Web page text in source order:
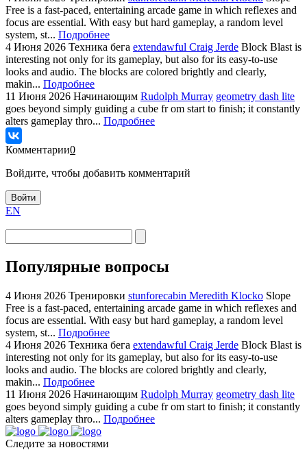
Free is a fast-paced, entertaining arcade game in which reflexes and
focus are essential. With easy but hard gameplay, a random level
system, st... Подробнее
4 Июня 2026 Техника бега extendawful Craig Jerde Block Blast is
interesting not only for its gameplay, but also for its easy-to-use
looks and audio. The blocks are colored brightly and clearly,
makin... Подробнее
11 Июня 2026 Начинающим Rudolph Murray geometry dash lite
goes beyond simply guiding a cube fr om start to finish; it constantly
alters gameplay thro... Подробнее
Комментарии0
Войдите, чтобы добавить комментарий
Войти
EN
Популярные вопросы
4 Июня 2026 Тренировки stunforecabin Meredith Klocko Slope
Free is a fast-paced, entertaining arcade game in which reflexes and
focus are essential. With easy but hard gameplay, a random level
system, st... Подробнее
4 Июня 2026 Техника бега extendawful Craig Jerde Block Blast is
interesting not only for its gameplay, but also for its easy-to-use
looks and audio. The blocks are colored brightly and clearly,
makin... Подробнее
11 Июня 2026 Начинающим Rudolph Murray geometry dash lite
goes beyond simply guiding a cube fr om start to finish; it constantly
alters gameplay thro... Подробнее
Следите за новостями